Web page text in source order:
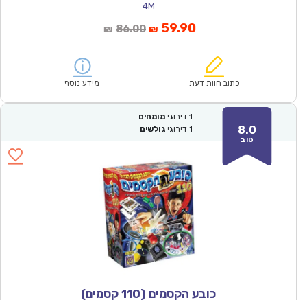
4M
₪ 86.00המחיר
₪86.00.
₪ 59.90המחיר
הוא:
כתוב חוות דעת מידע נוסף
8.0
טוב
1 דירוגי מומחים
1 דירוגי גולשים
כובע הקסמים (110 קסמים)